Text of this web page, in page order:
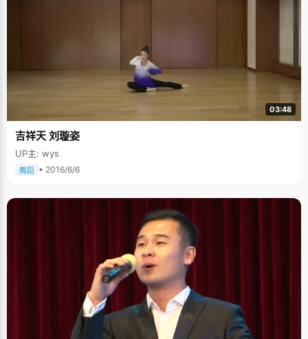
03:48
吉祥天 刘璇姿
UP主: wys
舞蹈 • 2016/6/6